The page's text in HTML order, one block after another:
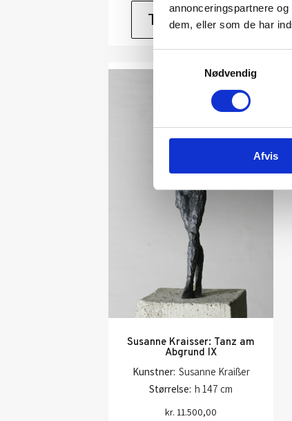
annonceringspartnere
dem, eller som de har
Nødvendig
Afvis
Tilføj til kurv
Susanne Kraisser: Tanz am
Abgrund IX
Kunstner: Susanne Kraißer
Størrelse: h 147 cm
kr. 11.500,00